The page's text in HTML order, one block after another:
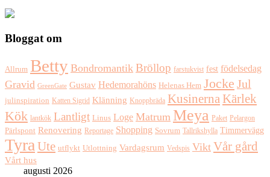
Bloggat om
Allrum Betty Bondromantik Bröllop farstukvist fest födelsedag
Gravid GreenGate Gustav Hedemorahöns Helenas Hem Jocke Jul
julinspiration Katten Sigrid Klänning Knoppbräda KusinernaKärlek
Kök lantkök Lantligt Linus Loge Matrum Meya Paket Pelargon
Pärlspont Renovering Reportage Shopping Sovrum Tallrikshylla Timmervägg
TyraUte utflykt Utlottning Vardagsrum Vedspis Vikt Vår gård
Vårt hus
augusti 2026